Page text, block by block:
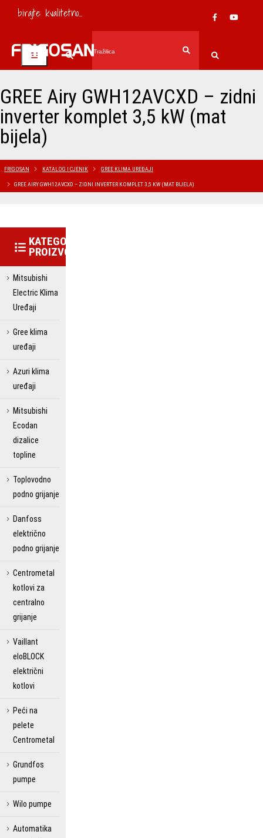
birajte kvalitetno...
GREE Airy GWH12AVCXD – zidni
inverter komplet 3,5 kW (mat
bijela)
FRIGOSAN KATALOG I CJENIK GREE KLIMA UREĐAJI
GREE AIRY GWH12AVCXD – ZIDNI INVERTER KOMPLET 3,5 KW (MAT BIJELA)
KATEGORIJE
PROIZVODA
Mitsubishi
Electric Klima
Uređaji
Gree klima
uređaji
Azuri klima
uređaji
Mitsubishi
Ecodan
dizalice
topline
Toplovodno
podno grijanje
Danfoss
električno
podno grijanje
Centrometal
kotlovi za
centralno
grijanje
Vaillant
eloBLOCK
električni
kotlovi
Peći na
pelete
Centrometal
Grundfos
pumpe
Wilo pumpe
Automatika